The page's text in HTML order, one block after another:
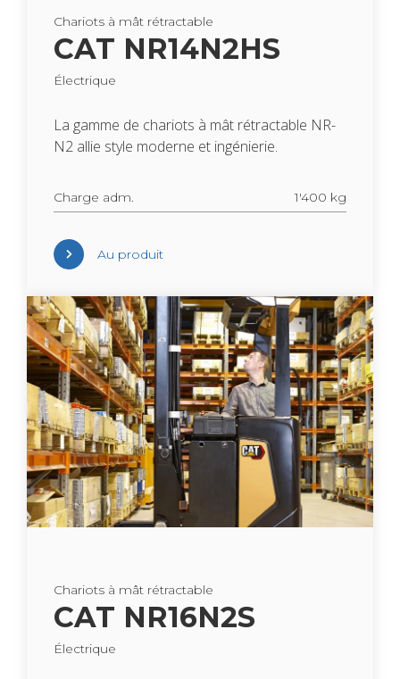
Cha­riots à mât rétrac­table
CAT NR14N2HS
Élec­trique
La gamme de cha­riots à mât rétrac­table NR-
N2 allie style moderne et ingé­nie­rie.
Charge adm. 1'400 kg
Au pro­duit
Cha­riots à mât rétrac­table
CAT NR16N2S
Élec­trique